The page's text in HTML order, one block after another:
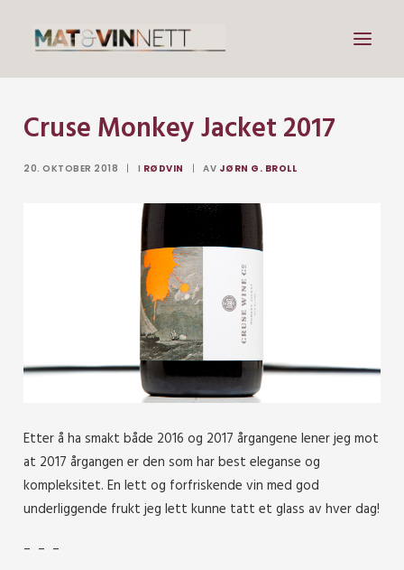
Mat
Cruse Monkey Jacket 2017
20. OKTOBER 2018 | I RØDVIN | AV JØRN G. BROLL
Etter å ha smakt både 2016 og 2017 årgangene lener jeg mot
at 2017 årgangen er den som har best eleganse og
kompleksitet. En lett og forfriskende vin med god
underliggende frukt jeg lett kunne tatt et glass av hver dag!
– – –